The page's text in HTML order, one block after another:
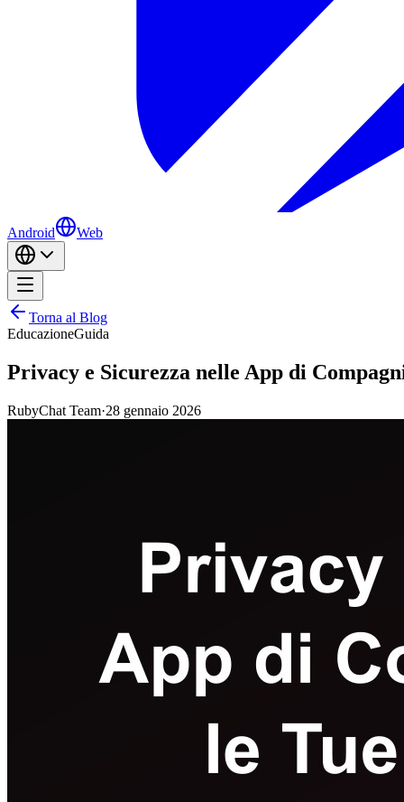
Android Web
Torna al Blog
EducazioneGuida
Privacy e Sicurezza nelle App di
RubyChat Team·28 gennaio 2026